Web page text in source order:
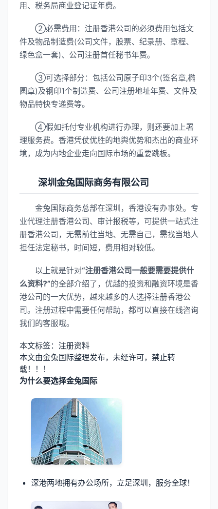
用、税务局商业登记证年费。
②必需费用：注册香港公司的必须费用包括文
件及物品制造费(公司文件，股票、纪录册、章程、
绿色盒一套)、公司注册首任秘书年费。
③可选择部分：包括公司原子印3个(签名章,椭
圆章)及钢印1个制造费、公司注册地址年费、文件及
物品特快专递费等。
④假如托付专业机构进行办理，则还要加上署
理服务费。香港凭仗优胜的地舆优势和杰出的商业环
境，成为内地企业走向国际市场的重要跳板。
深圳金兔国际商务有限公司
金兔国际商务总部在深圳，香港设有办事处。专
业代理注册香港公司、审计报税等，可提供一站式注
册香港公司，无需前往当地、无需自己，需找当地人
担任法定秘书，时间短，费用相对较低。
以上就是针对“注册香港公司一般要需要提供什
么资料?”的全部介绍了，优越的投资和融资环境是香
港公司的一大优势，越来越多的人选择注册香港公
司。注册过程中需要任何帮助，都可以直接在线咨询
我们的客服哦。
本文标签：注册资料
本文由金兔国际整理发布，未经许可，禁止转
载！！！
为什么要选择金兔国际
深港两地拥有办公场所，立足深圳，服务全球！